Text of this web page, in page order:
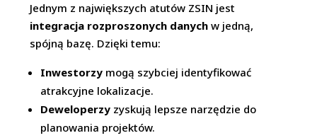
Jednym z największych atutów ZSIN jest
integracja rozproszonych danych w jedną,
spójną bazę. Dzięki temu:
Inwestorzy mogą szybciej identyfikować
atrakcyjne lokalizacje.
Deweloperzy zyskują lepsze narzędzie do
planowania projektów.